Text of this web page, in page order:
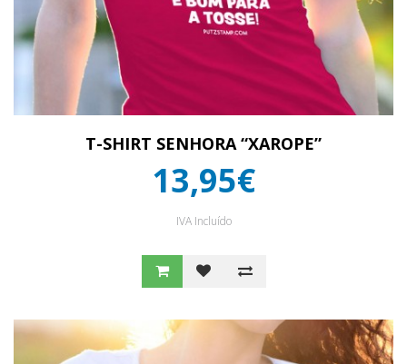
T-SHIRT SENHORA “XAROPE”
13,95€
IVA Incluído